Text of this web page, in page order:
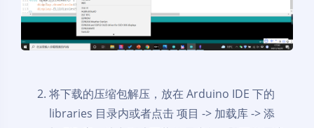
将下载的压缩包解压，放在 Arduino IDE 下的
libraries 目录内或者点击 项目 -> 加载库 -> 添